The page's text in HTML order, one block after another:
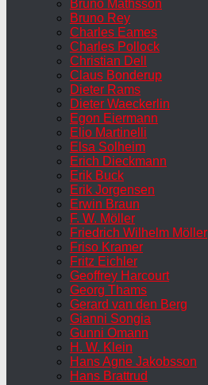
Bruno Mathsson
Bruno Rey
Charles Eames
Charles Pollock
Christian Dell
Claus Bonderup
Dieter Rams
Dieter Waeckerlin
Egon Eiermann
Elio Martinelli
Elsa Solheim
Erich Dieckmann
Erik Buck
Erik Jorgensen
Erwin Braun
F. W. Möller
Friedrich Wilhelm Möller
Friso Kramer
Fritz Eichler
Geoffrey Harcourt
Georg Thams
Gerard van den Berg
Gianni Songia
Gunni Omann
H. W. Klein
Hans Agne Jakobsson
Hans Brattrud